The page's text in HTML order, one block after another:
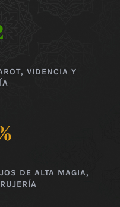
VIDENCIA Y
DE ALTA MAGIA,